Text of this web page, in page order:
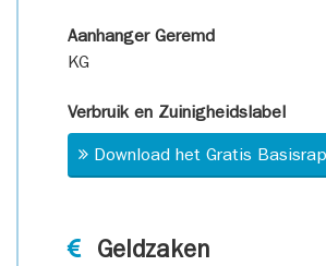
Aanhanger Geremd
KG
Verbruik en Zuinigheidslabel
Download het Gratis
Geldzaken